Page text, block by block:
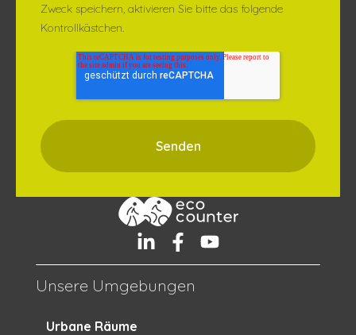
Unsere Umgebungen
Urbane Räume
Zweck speichern, aktivieren Sie bitte das folgende
Kontrollkästchen.